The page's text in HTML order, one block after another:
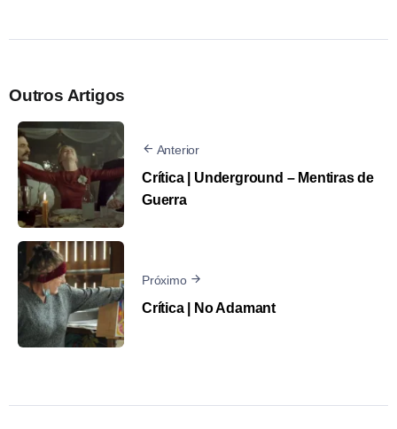
Outros Artigos
Anterior
Crítica | Underground – Mentiras de
Guerra
Próximo
Crítica | No Adamant